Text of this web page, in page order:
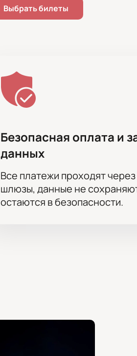
Выбрать билеты
Безопасная оплата и
данных
Все платежи проходят
шлюзы, данные не
остаются в безопасности.